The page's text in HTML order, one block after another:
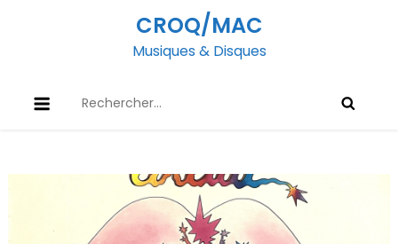
CROQ/MAC
Musiques & Disques